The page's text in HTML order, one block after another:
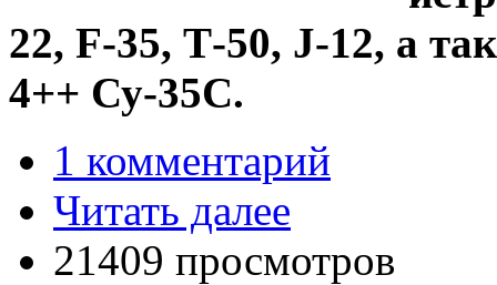
22, F-35, Т-50, J-12, а
4++ Су-35С.
1 комментарий
Читать далее
21409 просмотров